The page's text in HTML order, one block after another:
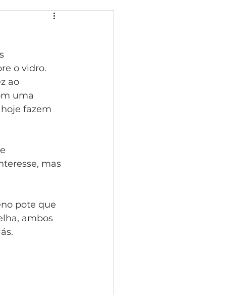
o vidro.
ao
uma
fazem
mas
pote que
ambos